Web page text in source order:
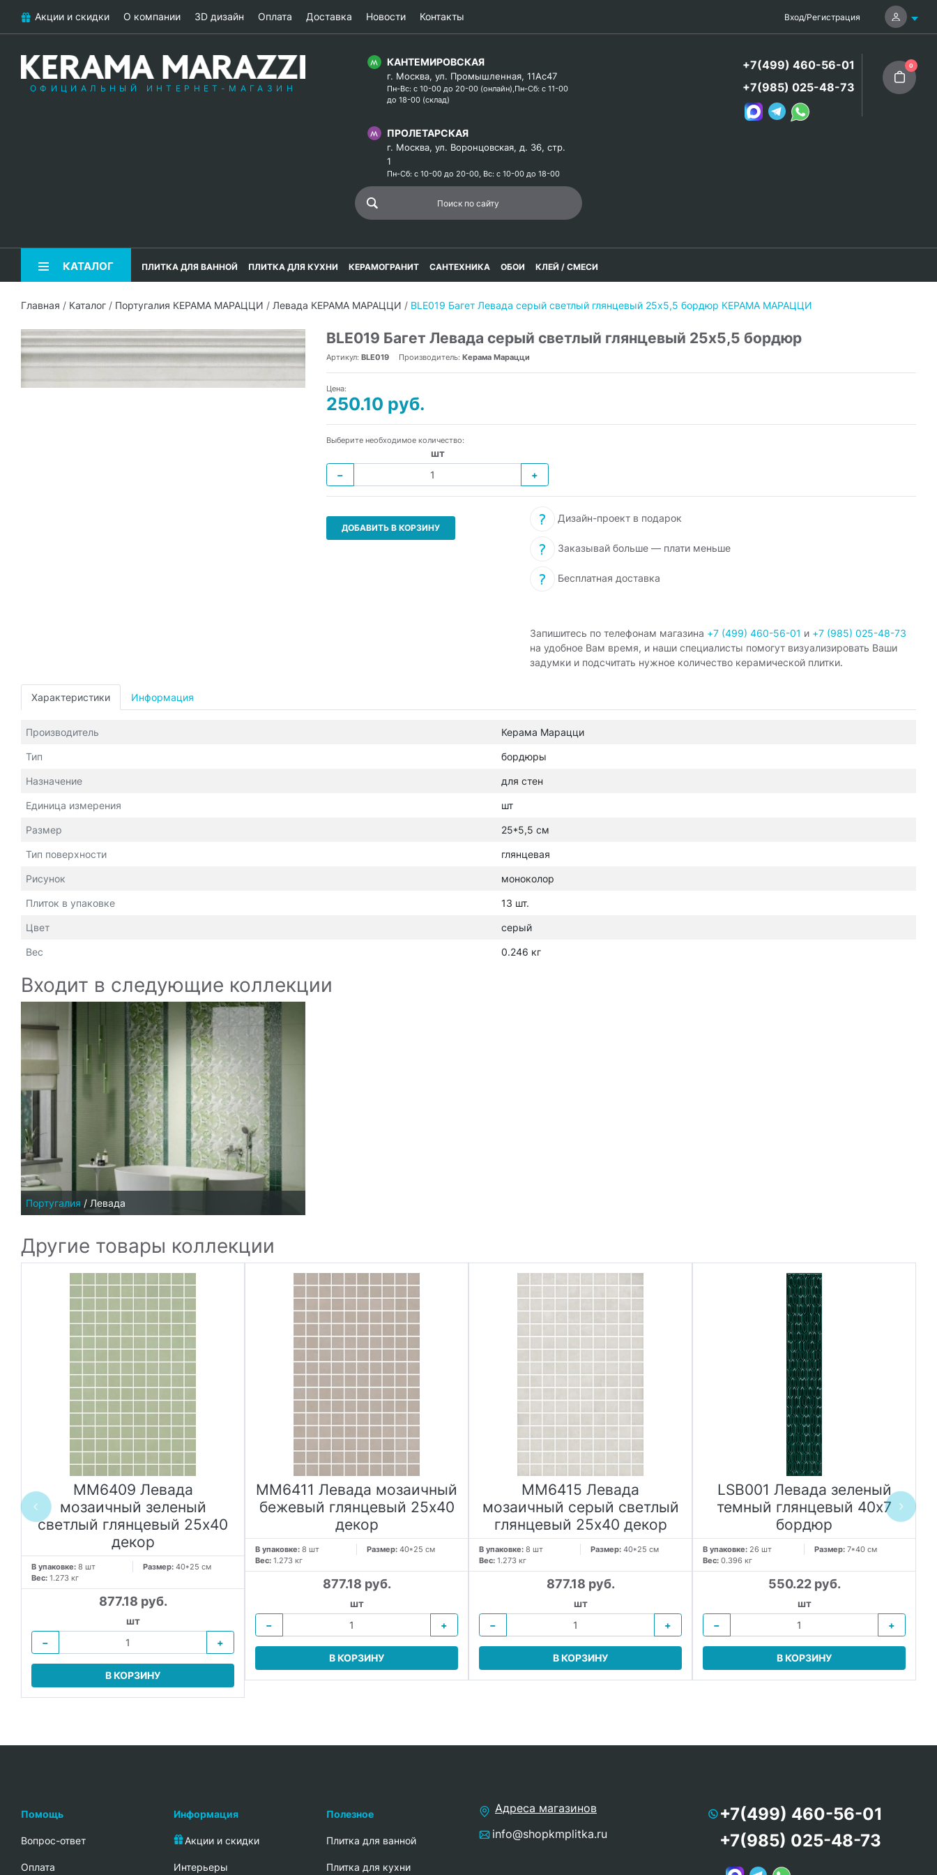
Акции и скидки О компании 3D дизайн Оплата Доставка Новости Контакты Вход/Регистрация
ОФИЦИАЛЬНЫЙ ИНТЕРНЕТ-МАГАЗИН
КАНТЕМИРОВСКАЯ
г. Москва, ул. Промышленная, 11Ас47
Пн-Вс: с 10-00 до 20-00 (онлайн),Пн-Сб: с 11-00
до 18-00 (склад)
ПРОЛЕТАРСКАЯ
г. Москва, ул. Воронцовская, д. 36, стр.
1
Пн-Сб: с 10-00 до 20-00, Вс: с 10-00 до 18-00
+7(499) 460-56-01
+7(985) 025-48-73
0
КАТАЛОГ ПЛИТКА ДЛЯ ВАННОЙ ПЛИТКА ДЛЯ КУХНИ КЕРАМОГРАНИТ САНТЕХНИКА ОБОИ КЛЕЙ / СМЕСИ
Главная / Каталог / Португалия КЕРАМА МАРАЦЦИ / Левада КЕРАМА МАРАЦЦИ / BLE019 Багет Левада серый светлый глянцевый 25х5,5 бордюр КЕРАМА МАРАЦЦИ
BLE019 Багет Левада серый светлый глянцевый 25х5,5 бордюр
Артикул: BLE019 Производитель: Керама Марацци
Цена:
250.10 руб.
Выберите необходимое количество:
шт
−
+
ДОБАВИТЬ В КОРЗИНУ
Дизайн-проект в подарок
Заказывай больше — плати меньше
Бесплатная доставка
Запишитесь по телефонам магазина +7 (499) 460-56-01 и +7 (985) 025-48-73
на удобное Вам время, и наши специалисты помогут визуализировать Ваши
задумки и подсчитать нужное количество керамической плитки.
Характеристики Информация
Производитель Керама Марацци
Тип бордюры
Назначение для стен
Единица измерения шт
Размер 25*5,5 см
Тип поверхности глянцевая
Рисунок моноколор
Плиток в упаковке 13 шт.
Цвет серый
Вес 0.246 кг
Входит в следующие коллекции
Португалия / Левада
Другие товары коллекции
MM6409 Левада
мозаичный зеленый
светлый глянцевый 25х40
декор
В упаковке: 8 шт Размер: 40*25 см
Вес: 1.273 кг
877.18 руб.
шт
−
+
В КОРЗИНУ
MM6411 Левада мозаичный
бежевый глянцевый 25х40
декор
В упаковке: 8 шт Размер: 40*25 см
Вес: 1.273 кг
877.18 руб.
шт
−
+
В КОРЗИНУ
MM6415 Левада
мозаичный серый светлый
глянцевый 25х40 декор
В упаковке: 8 шт Размер: 40*25 см
Вес: 1.273 кг
877.18 руб.
шт
−
+
В КОРЗИНУ
LSB001 Левада зеленый
темный глянцевый 40х7
бордюр
В упаковке: 26 шт Размер: 7*40 см
Вес: 0.396 кг
550.22 руб.
шт
−
+
В КОРЗИНУ
Помощь
Вопрос-ответ
Oплата
Информация
Акции и скидки
Интерьеры
Полезное
Плитка для ванной
Плитка для кухни
Адреса магазинов
info@shopkmplitka.ru
+7(499) 460-56-01
+7(985) 025-48-73